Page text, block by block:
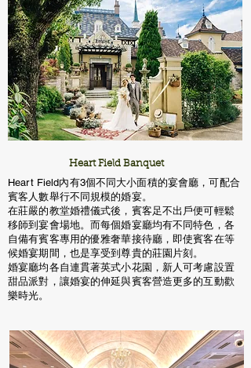
​Heart Field Banquet
Heart Field內有3個不同大小面積的宴會廳，可配合
賓客人數舉行不同規模的婚宴。
在莊嚴的教堂婚禮儀式後，賓客足不出戶便可輕鬆
移師到宴會場地。而每個婚宴廳均有不同特色，各
自備有賓客專用的優雅奢華接待廳，即使賓客在等
候婚宴期間，也是享受到尊貴的莊園片刻。
婚宴廳均各自連貫著英式小花園，新人可考慮設置
甜品派對，讓婚宴的伸延與賓客營造更多的互動歡
樂時光。